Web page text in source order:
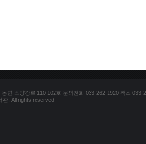
면 소양강로 110 102호 문의전화 033-262-1920 팩스 033-
. All rights reserved.